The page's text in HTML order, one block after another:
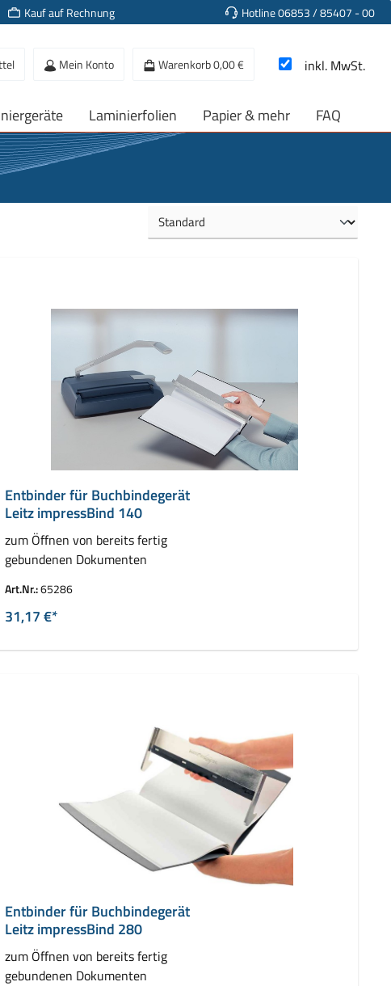
Kauf auf Rechnung Hotline 06853 / 85407 - 00
Mein Konto Warenkorb0,00 € inkl. MwSt.
Laminierfolien Papier & mehr FAQ
Entbinder für Buchbindegerät
Leitz impressBind 140
zum Öffnen von bereits fertig
gebundenen Dokumenten
Art.Nr.:65286
31,17 €*
Entbinder für Buchbindegerät
Leitz impressBind 280
zum Öffnen von bereits fertig
gebundenen Dokumenten